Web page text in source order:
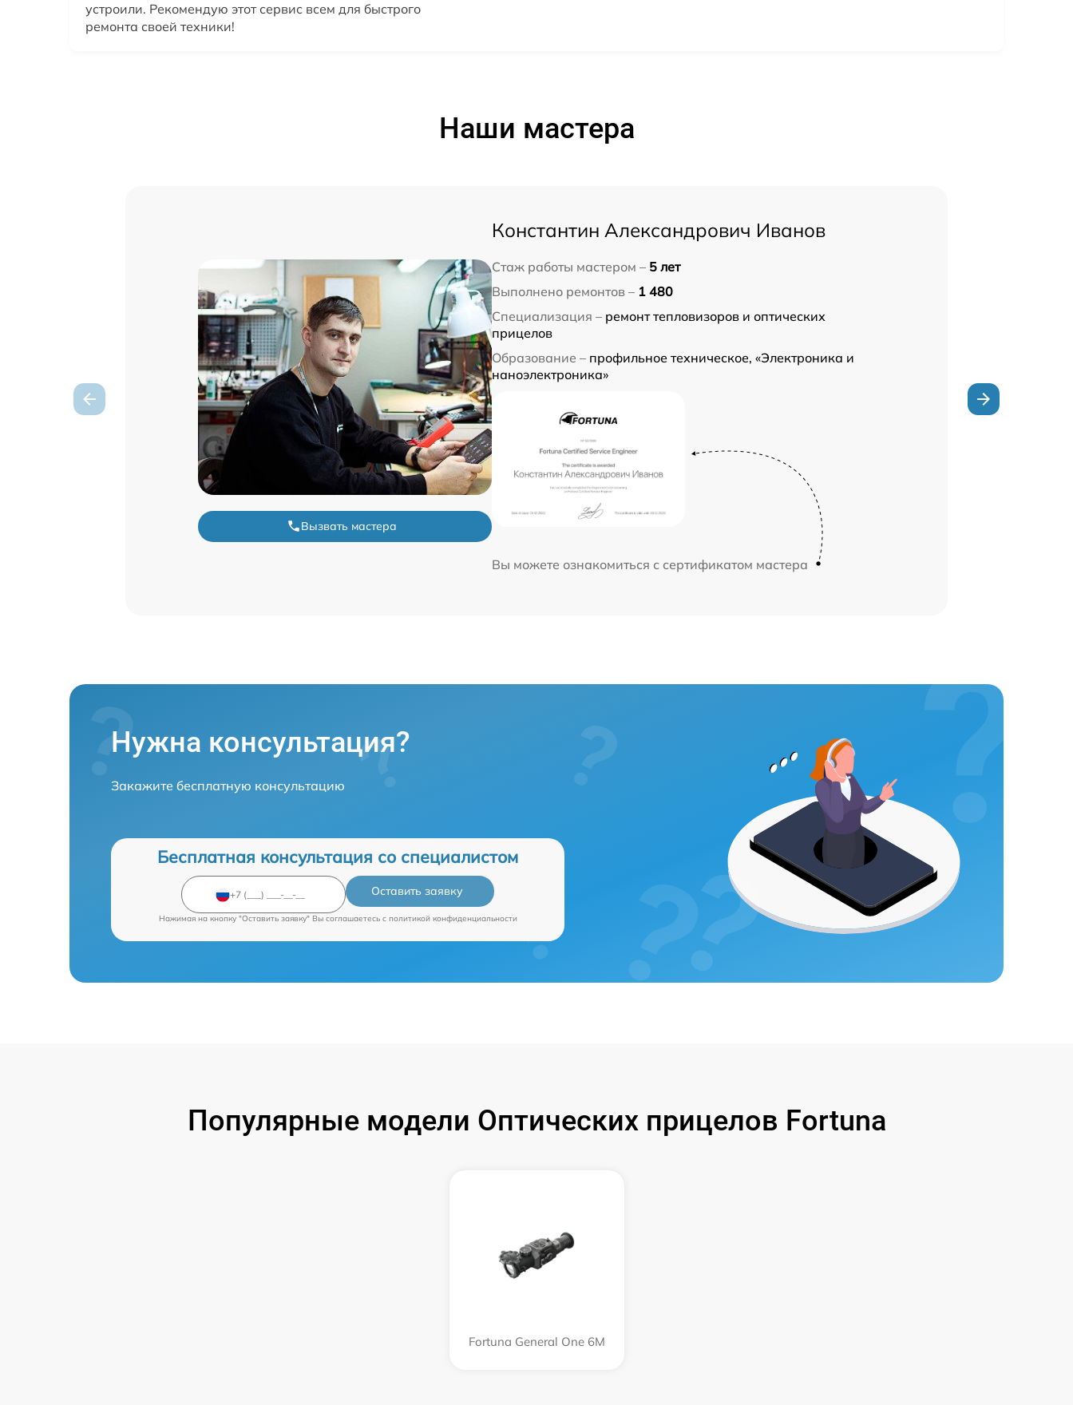
устроили. Рекомендую этот сервис всем для быстрого
ремонта своей техники!
Наши мастера
Вызвать мастера
Константин Александрович Иванов
Стаж работы мастером – 5 лет
Выполнено ремонтов – 1 480
Специализация – ремонт тепловизоров и оптических
прицелов
Образование – профильное техническое, «Электроника и
наноэлектроника»
Вы можете ознакомиться с сертификатом мастера
Нужна консультация?
Закажите бесплатную консультацию
Бесплатная консультация со специалистом
Оставить заявку
Нажимая на кнопку "Оставить заявку" Вы соглашаетесь c политикой конфиденциальности
Популярные модели Оптических прицелов Fortuna
Fortuna General One 6M